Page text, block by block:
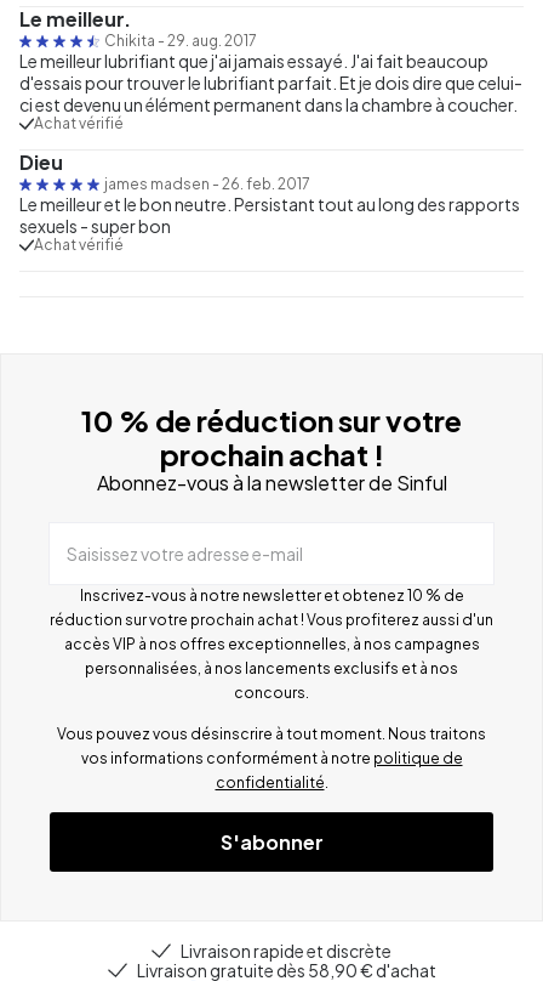
Le meilleur.
Chikita - 29. aug. 2017
Le meilleur lubrifiant que j'ai jamais essayé. J'ai fait beaucoup
d'essais pour trouver le lubrifiant parfait. Et je dois dire que celui-
ci est devenu un élément permanent dans la chambre à coucher.
Achat vérifié
Dieu
james madsen - 26. feb. 2017
Le meilleur et le bon neutre. Persistant tout au long des rapports
sexuels - super bon
Achat vérifié
10 % de réduction sur votre
prochain achat !
Abonnez-vous à la newsletter de Sinful
Saisissez votre adresse e-mail
Inscrivez-vous à notre newsletter et obtenez 10 % de
réduction sur votre prochain achat ! Vous profiterez aussi d'un
accès VIP à nos offres exceptionnelles, à nos campagnes
personnalisées, à nos lancements exclusifs et à nos
concours.
Vous pouvez vous désinscrire à tout moment. Nous traitons
vos informations conformément à notre politique de
confidentialité
S'abonner
Livraison rapide et discrète
Livraison gratuite dès 58,90 € d'achat